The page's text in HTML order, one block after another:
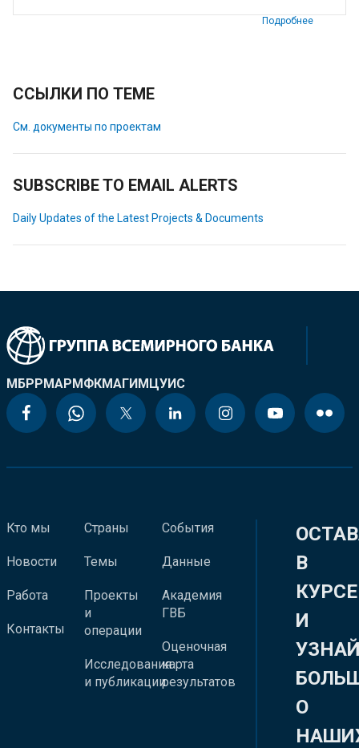
Подробнее
ССЫЛКИ ПО ТЕМЕ
См. документы по проектам
SUBSCRIBE TO EMAIL ALERTS
Daily Updates of the Latest Projects & Documents
МБРРМАРМФКМАГИМЦУИС
Кто мы
Новости
Работа
Контакты
Страны
Темы
Проекты
и
операции
Исследования
и публикации
События
Данные
Академия
ГВБ
Оценочная
карта
результатов
В
КУРСЕ
И
О